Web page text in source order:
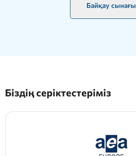
Байқау сынағы
Біздің серіктестеріміз